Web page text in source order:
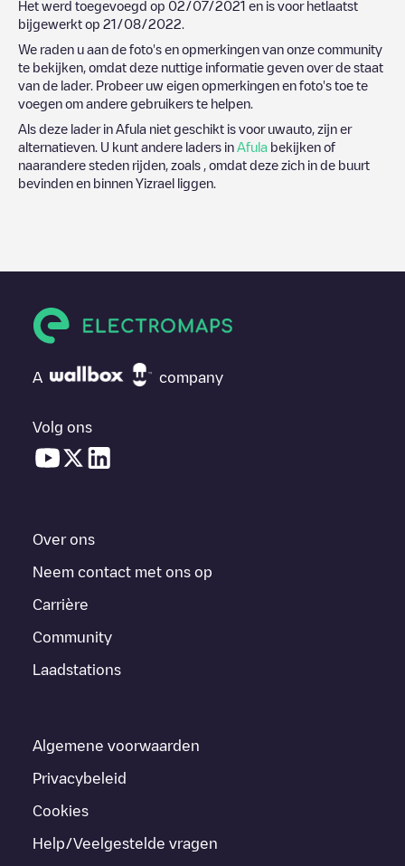
Het werd toegevoegd op 02/07/2021 en is voor hetlaatst
bijgewerkt op 21/08/2022
We raden u aan de foto's en opmerkingen van onze community
te bekijken, omdat deze nuttige informatie geven over de staat
van de lader. Probeer uw eigen opmerkingen en foto's toe te
voegen om andere gebruikers te helpen.
Als deze lader in Afula niet geschikt is voor uwauto, zijn er
alternatieven. U kunt andere laders in Afula bekijken of
naarandere steden rijden, zoals , omdat deze zich in de buurt
bevinden en binnen Yizrael liggen.
A company
Volg ons
Over ons
Neem contact met ons op
Carrière
Community
Laadstations
Algemene voorwaarden
Privacybeleid
Cookies
Help/Veelgestelde vragen